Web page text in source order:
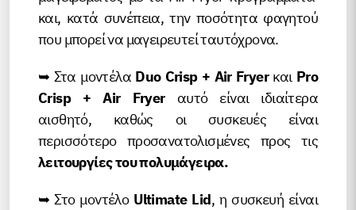
και, κατά συνέπεια, την ποσότητα φαγητού
που μπορεί να μαγειρευτεί ταυτόχρονα.
➥ Στα μοντέλα Duo Crisp + Air Fryerκαι Pro
Crisp + Air Fryerαυτό είναι ιδιαίτερα
αισθητό, καθώς οι συσκευές είναι
περισσότερο προσανατολισμένες προς τις
λειτουργίες του πολυμάγειρα.
➥ Στο μοντέλο Ultimate Lid, η συσκευή είναι